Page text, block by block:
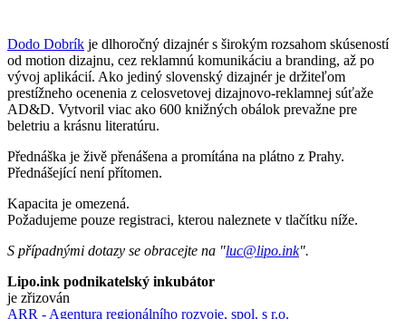
Dodo Dobrík je dlhoročný dizajnér s širokým rozsahom skúseností
od motion dizajnu, cez reklamnú komunikáciu a branding, až po
vývoj aplikácií. Ako jediný slovenský dizajnér je držiteľom
prestížneho ocenenia z celosvetovej dizajnovo-reklamnej súťaže
AD&D. Vytvoril viac ako 600 knižných obálok prevažne pre
beletriu a krásnu literatúru.
Přednáška je živě přenášena a promítána na plátno z Prahy.
Přednášející není přítomen.
Kapacita je omezená.
Požadujeme pouze registraci, kterou naleznete v tlačítku níže.
S případnými dotazy se obracejte na "luc@lipo.ink".
Lipo.ink podnikatelský inkubátor
je zřizován
ARR - Agentura regionálního rozvoje, spol. s r.o.